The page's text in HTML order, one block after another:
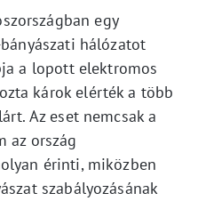
egy
hálózatot
a lopott elektromos
károk elérték a több
Az eset nemcsak a
az ország
érinti, miközben
szabályozásának